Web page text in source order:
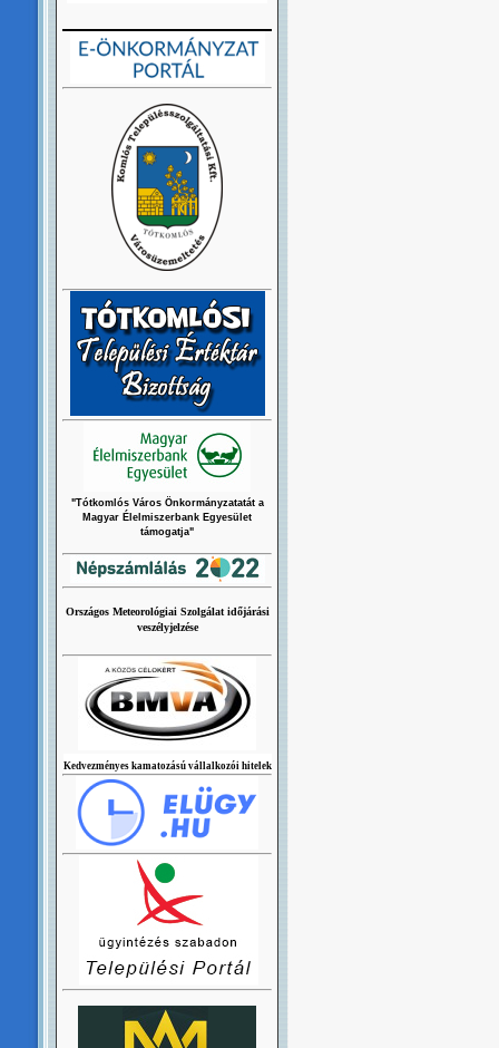
"Tótkomlós Város Önkormányzatatát a
Magyar Élelmiszerbank Egyesület
támogatja"
Országos Meteorológiai Szolgálat időjárási
veszélyjelzése
Kedvezményes kamatozású vállalkozói hitelek